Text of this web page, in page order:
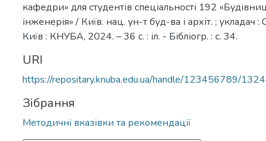
кафедри» для студентів спеціальності 192
інженерія» / Київ. нац. ун-т буд-ва і архіт. ; укладач
Київ : КНУБА, 2024. – 36 с. : іл. - Бібліогр. : с. 34.
URI
https://repositary.knuba.edu.ua/handle/123456789/
Зібрання
Методичні вказівки та рекомендації